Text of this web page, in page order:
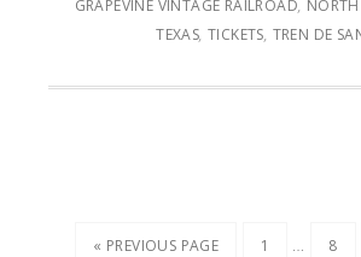
GRAPEVINE VINTAGE RAILROAD, NORTH
TEXAS, TICKETS, TREN DE
« PREVIOUS PAGE 1 8